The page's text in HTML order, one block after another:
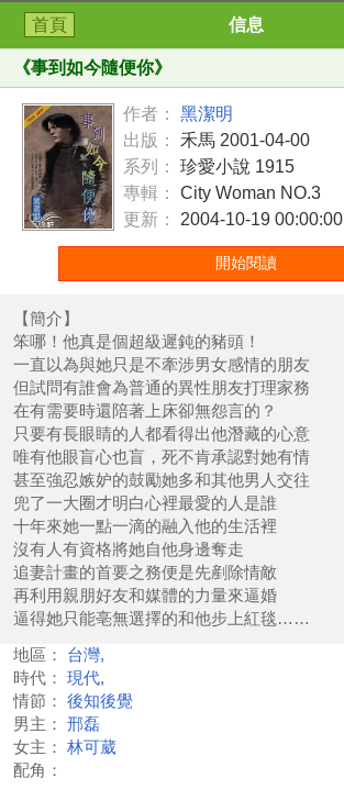
首頁 信息
《事到如今隨便你》
作者：
黑潔明
出版：
禾馬 2001-04-00
系列：
珍愛小說 1915
專輯：
City Woman NO.3
更新：
2004-10-19 00:00:00
開始閱讀
【簡介】
笨哪！他真是個超級遲鈍的豬頭！
一直以為與她只是不牽涉男女感情的朋友
但試問有誰會為普通的異性朋友打理家務
在有需要時還陪著上床卻無怨言的？
只要有長眼睛的人都看得出他潛藏的心意
唯有他眼盲心也盲，死不肯承認對她有情
甚至強忍嫉妒的鼓勵她多和其他男人交往
兜了一大圈才明白心裡最愛的人是誰
十年來她一點一滴的融入他的生活裡
沒有人有資格將她自他身邊奪走
追妻計畫的首要之務便是先剷除情敵
再利用親朋好友和媒體的力量來逼婚
逼得她只能亳無選擇的和他步上紅毯……
地區：
台灣,
時代：
現代,
情節：
後知後覺
男主：
邢磊
女主：
林可葳
配角：